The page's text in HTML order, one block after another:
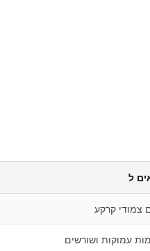
ל
צמודי קרקע
עמוקות ושורשים